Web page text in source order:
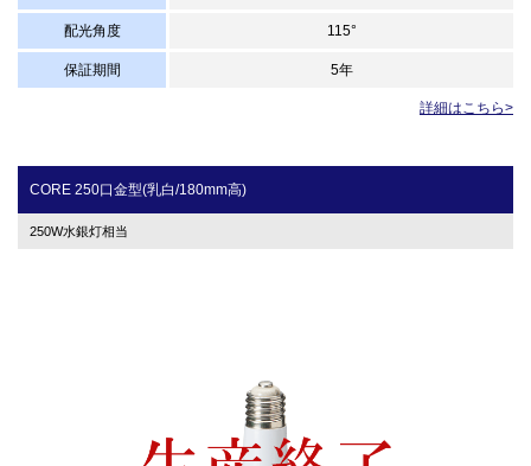
配光角度 115°
保証期間 5年
詳細はこちら>
CORE 250口金型(乳白/180mm高)
250W水銀灯相当